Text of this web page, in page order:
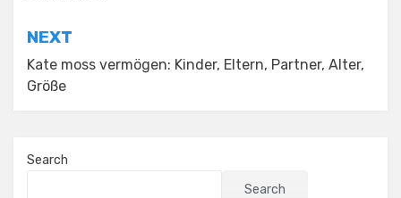
NEXT
Kate moss vermögen: Kinder, Eltern, Partner, Alter,
Größe
Search
Search